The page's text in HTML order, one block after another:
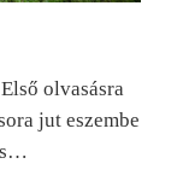
olvasásra
jut eszembe